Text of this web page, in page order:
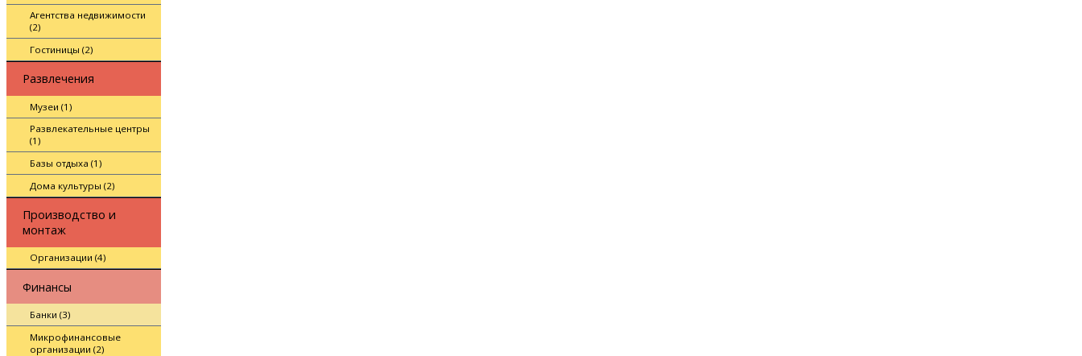
Агентства недвижимости
(2)
Гостиницы (2)
Развлечения
Музеи (1)
Развлекательные центры
(1)
Базы отдыха (1)
Дома культуры (2)
Производство и
монтаж
Организации (4)
Финансы
Банки (3)
Микрофинансовые
организации (2)